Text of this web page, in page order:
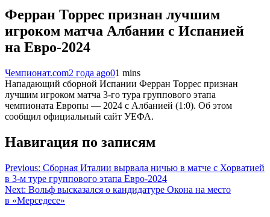
Ферран Торрес признан лучшим
игроком матча Албании с Испанией
на Евро-2024
Чемпионат.com2 года ago01 mins
Нападающий сборной Испании Ферран Торрес признан
лучшим игроком матча 3-го тура группового этапа
чемпионата Европы — 2024 с Албанией (1:0). Об этом
сообщил официальный сайт УЕФА.
Навигация по записям
Previous: Сборная Италии вырвала ничью в матче с Хорватией
в 3-м туре группового этапа Евро-2024
Next: Вольф высказался о кандидатуре Окона на место
в «Мерседесе»